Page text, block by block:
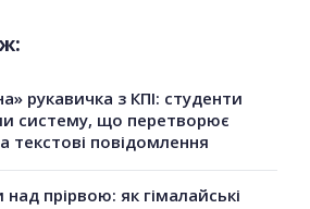
рукавичка з КПІ: студенти
систему, що перетворює
текстові повідомлення
над прірвою: як гімалайські